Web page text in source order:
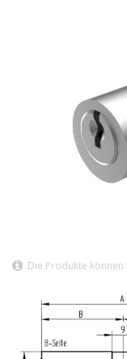
Die Produkte